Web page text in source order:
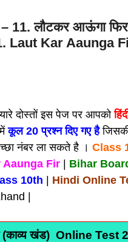
– 11. लौटकर आऊंगा
Laut Kar Aaunga
दोस्तों इस पेज पर आपको
कूल 20 प्रश्न दिए गए है
नंबर ला सकते है । Class
Aaunga Fir | Bihar
10th | Hindi Online
|
(काव्य खंड) Online Test